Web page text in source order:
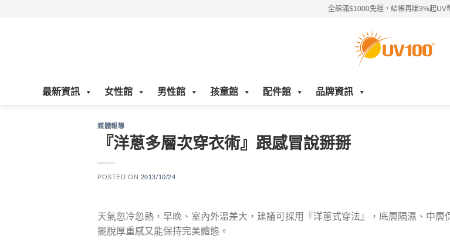
全館滿$1000免運，結帳再賺3%起UV
最新資訊 女性館 男性館 孩童館 配件館 品牌資訊
媒體報導
『洋蔥多層次穿衣術』跟感冒說掰掰
POSTED ON 2013/10/24
天氣忽冷忽熱，早晚、室內外溫差大，建議可採用『洋蔥式穿法』，底層隔濕、中
擺脫厚重感又能保持完美體態。